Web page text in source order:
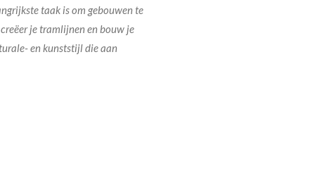
taak is om gebouwen te
je tramlijnen en bouw je
en kunststijl die aan